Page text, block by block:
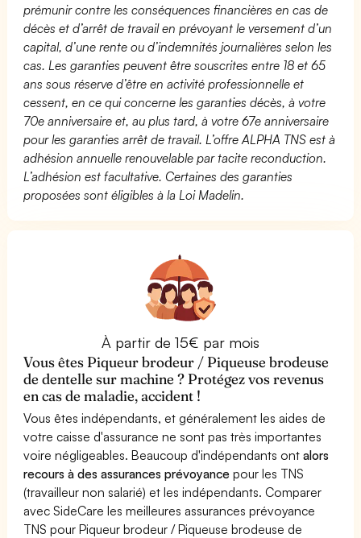
prémunir contre les conséquences financières en cas de
décès et d’arrêt de travail en prévoyant le versement d’un
capital, d’une rente ou d’indemnités journalières selon les
cas. Les garanties peuvent être souscrites entre 18 et 65
ans sous réserve d’être en activité professionnelle et
cessent, en ce qui concerne les garanties décès, à votre
70e anniversaire et, au plus tard, à votre 67e anniversaire
pour les garanties arrêt de travail. L’offre ALPHA TNS est à
adhésion annuelle renouvelable par tacite reconduction.
L’adhésion est facultative. Certaines des garanties
proposées sont éligibles à la Loi Madelin.
À partir de 15€ par mois
Vous êtes Piqueur brodeur / Piqueuse brodeuse
de dentelle sur machine ? Protégez vos revenus
en cas de maladie, accident !
Vous êtes indépendants, et généralement les aides de
votre caisse d'assurance ne sont pas très importantes
voire négligeables. Beaucoup d'indépendants ontalors
recours à des assurances prévoyance pour les TNS
(travailleur non salarié) et les indépendants. Comparer
avec SideCare les meilleures assurances prévoyance
TNS pour Piqueur brodeur / Piqueuse brodeuse de